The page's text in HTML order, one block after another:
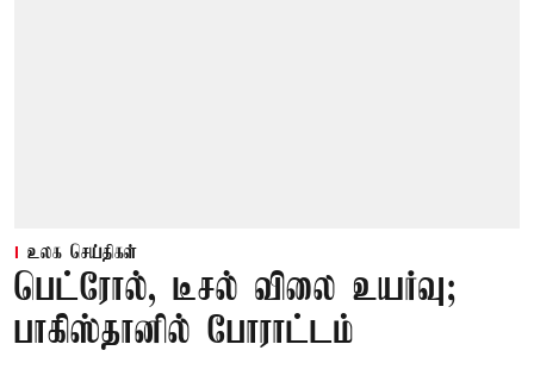
உலக செய்திகள்
பெட்ரோல், டீசல் விலை உயர்வு;
பாகிஸ்தானில் போராட்டம்